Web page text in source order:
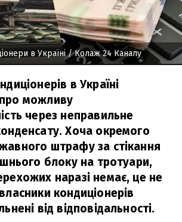
в Україні/ Колаж 24 Каналу
в Україні
можливу
через неправильне
Хоча окремого
штрафу за стікання
блоку на тротуари,
наразі немає, це не
кондиціонерів
від відповідальності.